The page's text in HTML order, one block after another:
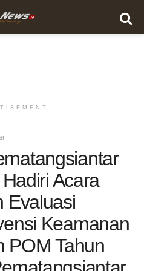
Acara
Evaluasi
Keamanan
POM Tahun